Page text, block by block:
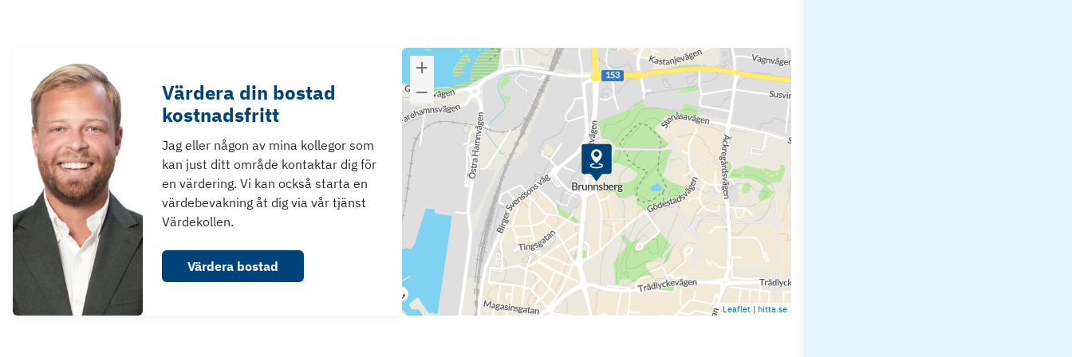
Värdera din bostad
kostnadsfritt
Jag eller någon av mina kollegor som
kan just ditt område kontaktar dig för
en värdering. Vi kan också starta en
värdebevakning åt dig via vår tjänst
Värdekollen.
Värdera bostad
Leaflet | hitta.se